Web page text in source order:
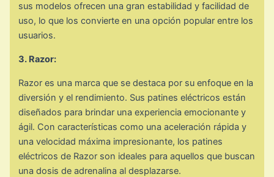
sus modelos ofrecen una gran estabilidad y facilidad de
uso, lo que los convierte en una opción popular entre los
usuarios.
3. Razor:
Razor es una marca que se destaca por su enfoque en la
diversión y el rendimiento. Sus patines eléctricos están
diseñados para brindar una experiencia emocionante y
ágil. Con características como una aceleración rápida y
una velocidad máxima impresionante, los patines
eléctricos de Razor son ideales para aquellos que buscan
una dosis de adrenalina al desplazarse.